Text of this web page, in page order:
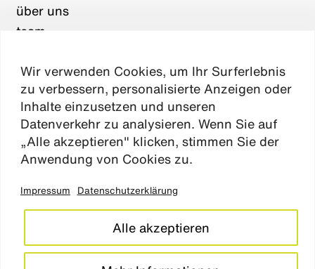
Wir verwenden Cookies, um Ihr Surferlebnis
zu verbessern, personalisierte Anzeigen oder
Inhalte einzusetzen und unseren
Datenverkehr zu analysieren. Wenn Sie auf
„Alle akzeptieren" klicken, stimmen Sie der
Anwendung von Cookies zu.
Impressum Datenschutzerklärung
Alle akzeptieren
über uns
team
aktuelles
kontakt
impressum
datenschutz
cookie einstellungen
barrierefreiheitserklärung